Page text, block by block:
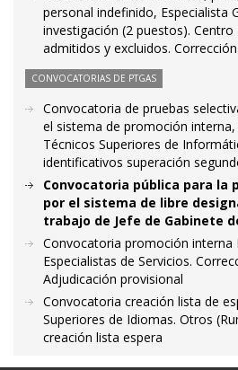
personal indefinido, Especialista
investigación (2 puestos).
admitidos y excluidos.
CONVOCATORIAS DE PTGAS
Convocatoria de pruebas
el sistema de promoción interna,
Técnicos Superiores de
identificativos superación
Convocatoria pública para la
por el sistema de libre
trabajo de Jefe de Gabinete
Convocatoria promoción interna
Especialistas de Servicios.
Adjudicación provisional
Convocatoria creación lista de
Superiores de Idiomas. Otros
creación lista espera